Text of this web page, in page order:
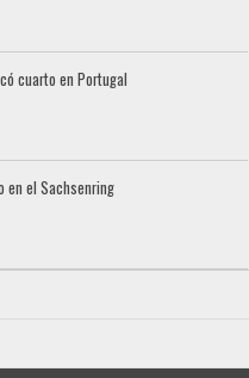
cuarto en Portugal
en el Sachsenring